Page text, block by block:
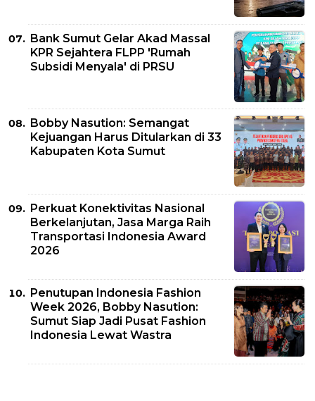
Bank Sumut Gelar Akad Massal
KPR Sejahtera FLPP 'Rumah
Subsidi Menyala' di PRSU
Bobby Nasution: Semangat
Kejuangan Harus Ditularkan di 33
Kabupaten Kota Sumut
Perkuat Konektivitas Nasional
Berkelanjutan, Jasa Marga Raih
Transportasi Indonesia Award
2026
Penutupan Indonesia Fashion
Week 2026, Bobby Nasution:
Sumut Siap Jadi Pusat Fashion
Indonesia Lewat Wastra